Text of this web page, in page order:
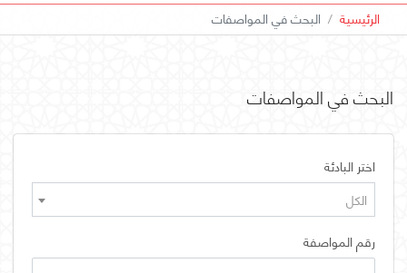
الرئيسية البحث في المواصفات
البحث في المواصفات
اختر البادئة
الكل
رقم المواصفة